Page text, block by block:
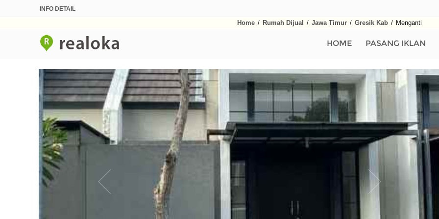
INFO DETAIL
Home / Rumah Dijual / Jawa Timur / Gresik Kab / Menganti
HOME PASANG IKLAN